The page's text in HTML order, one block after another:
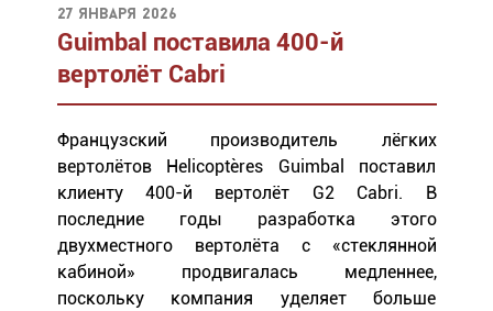
27 января 2026
Guimbal поставила 400-й
вертолёт Cabri
Французский производитель лёгких
вертолётов Helicoptères Guimbal поставил
клиенту 400-й вертолёт G2 Cabri. В
последние годы разработка этого
двухместного вертолёта с «стеклянной
кабиной» продвигалась медленнее,
поскольку компания уделяет больше